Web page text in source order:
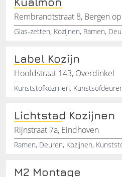
Rembrandtstraat 8, Bergen
Glas-zetten, Kozijnen, Ramen,
Label Kozijn
Hoofdstraat 143, Overdinkel
Lichtstad Kozijnen
Rijnstraat 7a, Eindhoven
M2 Montage